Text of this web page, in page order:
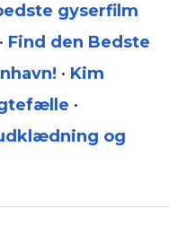
gyserfilm
• Find den Bedste
• Kim
•
og